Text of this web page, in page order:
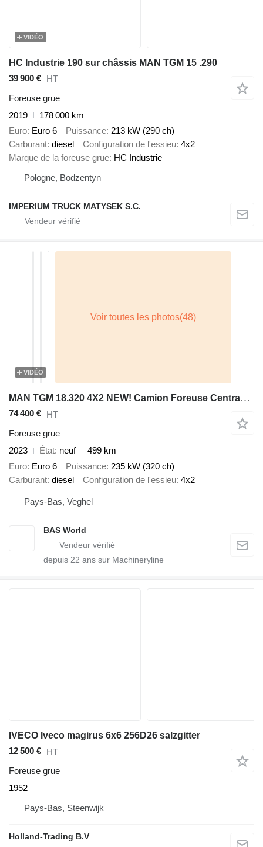
VIDÉO
HC Industrie 190 sur châssis MAN TGM 15 .290
39 900 € HT
Foreuse grue
2019
178 000 km
Euro Euro 6 Puissance 213 kW (290 ch)
Carburant diesel Configuration de l'essieu 4x2
Marque de la foreuse grue HC Industrie
Pologne, Bodzentyn
IMPERIUM TRUCK MATYSEK S.C.
VIDÉO
MAN TGM 18.320 4X2 NEW! Camion Foreuse Centrama LPC2.1T Drilling ins
74 400 € HT
Foreuse grue
2023
État neuf
499 km
Euro Euro 6 Puissance 235 kW (320 ch)
Carburant diesel Configuration de l'essieu 4x2
Pays-Bas, Veghel
BAS World
depuis 22 ans sur Machineryline
IVECO Iveco magirus 6x6 256D26 salzgitter
12 500 € HT
Foreuse grue
1952
Pays-Bas, Steenwijk
Holland-Trading B.V